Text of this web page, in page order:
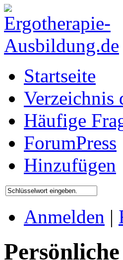
Startseite
Verzeichnis
Häufige
ForumPress
Hinzufügen
Anmelden |